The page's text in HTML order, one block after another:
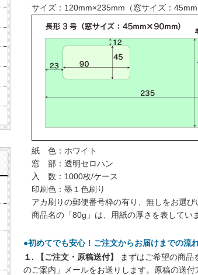
サイズ：120mm×235mm（窓サイズ：
紙 色：ホワイト
窓 部：透明セロハン
入 数：1000枚/ケース
印刷色：墨１色刷り
アカ刷りの郵便番号枠の有り、無しをお選び
商品名の「80g」は、用紙の厚さを表してい
●初めてでも安心！ご注文からお届けまでの流
１. 【ご注文・原稿送付】
まずはご希望の商品
のご案内」メールをお送りします。原稿の送